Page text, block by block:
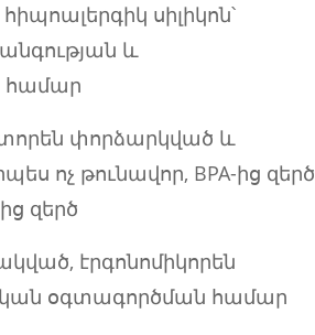
սիլիկոն՝
և
համար
փորձարկված և
ոչ թունավոր, BPA-ից զերծ
զերծ
էրգոնոմիկորեն
օգտագործման համար